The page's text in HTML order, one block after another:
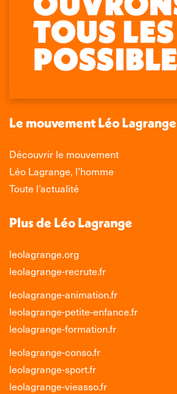
Retrouvez-nous sur :
Facebook
s'ouvre
une
fenêtre
La
page
X
s'ouvre
une
fenêtre
La
page
LinkedIn
s'ouvre
une
fenêtre
La
page
Instagram
s'ouvre
une
nouvelle
fenêtre
Le mouvement Léo Lagrange
Découvrir le mouvement
Léo Lagrange, l’homme
Toute l’actualité
Plus de Léo Lagrange
leolagrange.org
leolagrange-recrute.fr
leolagrange-animation.fr
leolagrange-petite-enfance.fr
leolagrange-formation.fr
leolagrange-conso.fr
leolagrange-sport.fr
leolagrange-vieasso.fr